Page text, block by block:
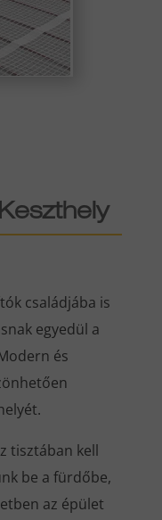
családjába is
egyedül a
és
tisztában kell
be a fürdőbe,
az épület